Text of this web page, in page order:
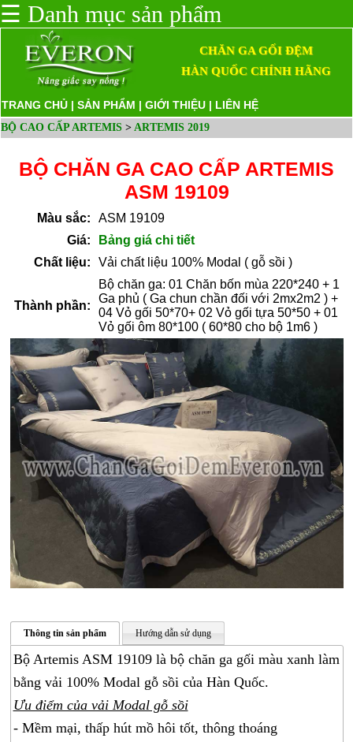
CHĂN
GA
GỐI
ĐỆM
BÔNG
ÉP
☰ Danh mục sản phẩm
CHĂN GA GỐI ĐỆM
HÀN QUỐC CHÍNH HÃNG
TRANG CHỦ | SẢN PHẨM | GIỚI THIỆU | LIÊN HỆ
BỘ CAO CẤP ARTEMIS > ARTEMIS 2019
BỘ CHĂN GA CAO CẤP ARTEMIS
ASM 19109
Màu sắc:
ASM 19109
Giá:
Bảng giá chi tiết
Chất liệu:
Vải chất liệu 100% Modal ( gỗ sồi )
Thành phần:
Bộ chăn ga: 01 Chăn bốn mùa 220*240 + 1
Ga phủ ( Ga chun chần đối với 2mx2m2 ) +
04 Vỏ gối 50*70+ 02 Vỏ gối tựa 50*50 + 01
Vỏ gối ôm 80*100 ( 60*80 cho bộ 1m6 )
Thông tin sản phẩm Hướng dẫn sử dụng
Bộ Artemis ASM 19109 là bộ chăn ga gối màu xanh làm
bằng vải 100% Modal gỗ sồi của Hàn Quốc.
Ưu điểm của vải Modal gỗ sồi
- Mềm mại, thấp hút mồ hôi tốt, thông thoáng